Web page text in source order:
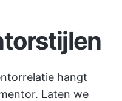
hangt
Laten we